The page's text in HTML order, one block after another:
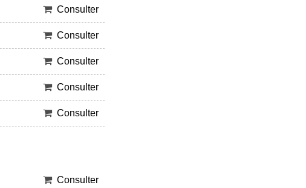
Consulter
Consulter
Consulter
Consulter
Consulter
Consulter